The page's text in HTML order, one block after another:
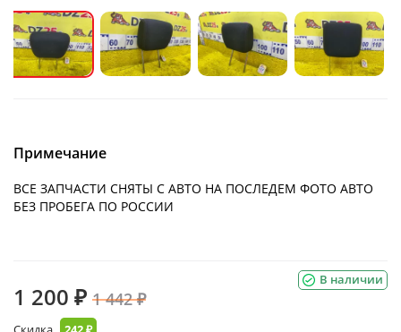
Примечание
ВСЕ ЗАПЧАСТИ СНЯТЫ С АВТО НА ПОСЛЕДЕМ ФОТО АВТО
БЕЗ ПРОБЕГА ПО РОССИИ
В наличии
1 200 ₽ 1 442 ₽